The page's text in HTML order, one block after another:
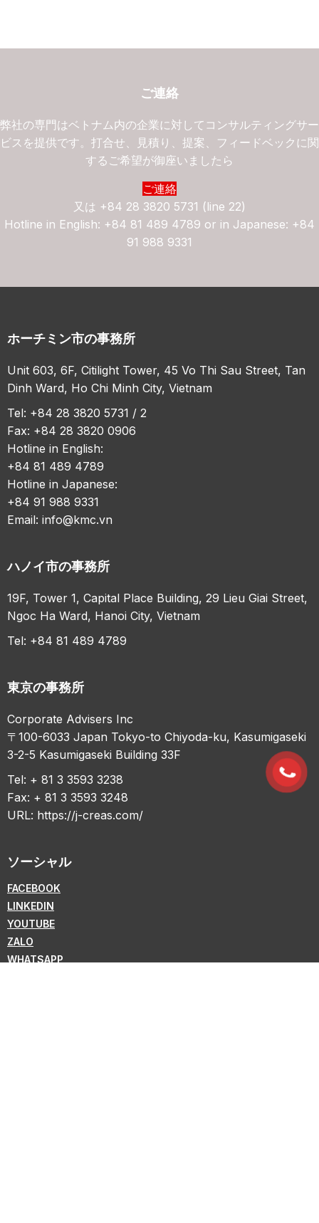
ご連絡
弊社の専門はベトナム内の企業に対してコンサルティングサー
ビスを提供です。打合せ、見積り、提案、フィードベックに関
するご希望が御座いましたら
ご連絡
又は +84 28 3820 5731 (line 22)
Hotline in English: +84 81 489 4789 or in Japanese: +84
91 988 9331
ホーチミン市の事務所
Unit 603, 6F, Citilight Tower, 45 Vo Thi Sau Street, Tan
Dinh Ward, Ho Chi Minh City, Vietnam
Tel: +84 28 3820 5731 / 2
Fax: +84 28 3820 0906
Hotline in English:
+84 81 489 4789
Hotline in Japanese:
+84 91 988 9331
Email:info@kmc.vn
ハノイ市の事務所
19F, Tower 1, Capital Place Building, 29 Lieu Giai Street,
Ngoc Ha Ward, Hanoi City, Vietnam
Tel: +84 81 489 4789
東京の事務所
Corporate Advisers Inc
〒100-6033 Japan Tokyo-to Chiyoda-ku, Kasumigaseki
3-2-5 Kasumigaseki Building 33F
Tel: + 81 3 3593 3238
Fax: + 81 3 3593 3248
URL: https://j-creas.com/
ソーシャル
FACEBOOK
LINKEDIN
YOUTUBE
ZALO
WHATSAPP